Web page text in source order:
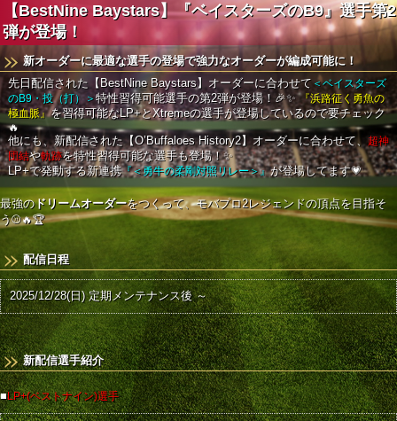
【BestNine Baystars】『ベイスターズのB9』選手第2
弾が登場！
新オーダーに最適な選手の登場で強力なオーダーが編成可能に！
先日配信された【BestNine Baystars】オーダーに合わせて ＜ベイスターズ
のB9・投（打）＞特性習得可能選手の第2弾が登場！🎉✨ 『浜路征く勇魚の
極血脈』を習得可能なLP+とXtremeの選手が登場しているので要チェック
🔥
他にも、新配信された【O’Buffaloes History2】オーダーに合わせて、 超神
団結や軌跡を特性習得可能な選手も登場！✨
LP+で発動する新連携『＜勇牛の柔剛対照リレー＞』が登場してます💗
最強のドリームオーダーをつくって、モバプロ2レジェンドの頂点を目指そ
う⚾🔥🏆
配信日程
2025/12/28(日) 定期メンテナンス後 ～
新配信選手紹介
■LP+(ベストナイン)選手